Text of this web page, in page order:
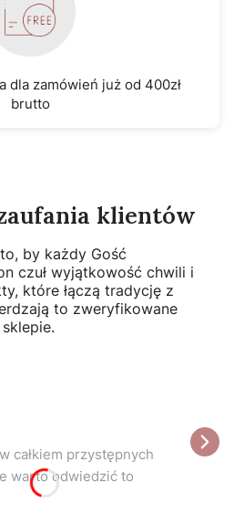
dla zamówień już od 400zł
brutto
klientów
by każdy Gość
czuł wyjątkowość chwili i
które łączą tradycję z
to zweryfikowane
całkiem przystępnych
warto odwiedzić to